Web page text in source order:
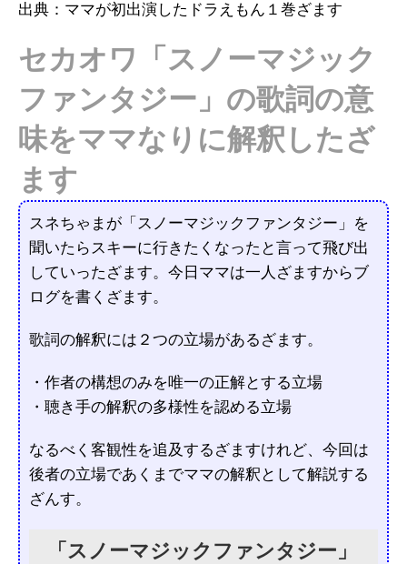
出典：ママが初出演したドラえもん１巻ざます
セカオワ「スノーマジック
ファンタジー」の歌詞の意
味をママなりに解釈したざ
ます
スネちゃまが「スノーマジックファンタジー」を
聞いたらスキーに行きたくなったと言って飛び出
していったざます。今日ママは一人ざますからブ
ログを書くざます。
歌詞の解釈には２つの立場があるざます。
・作者の構想のみを唯一の正解とする立場
・聴き手の解釈の多様性を認める立場
なるべく客観性を追及するざますけれど、今回は
後者の立場であくまでママの解釈として解説する
ざんす。
「スノーマジックファンタジー」